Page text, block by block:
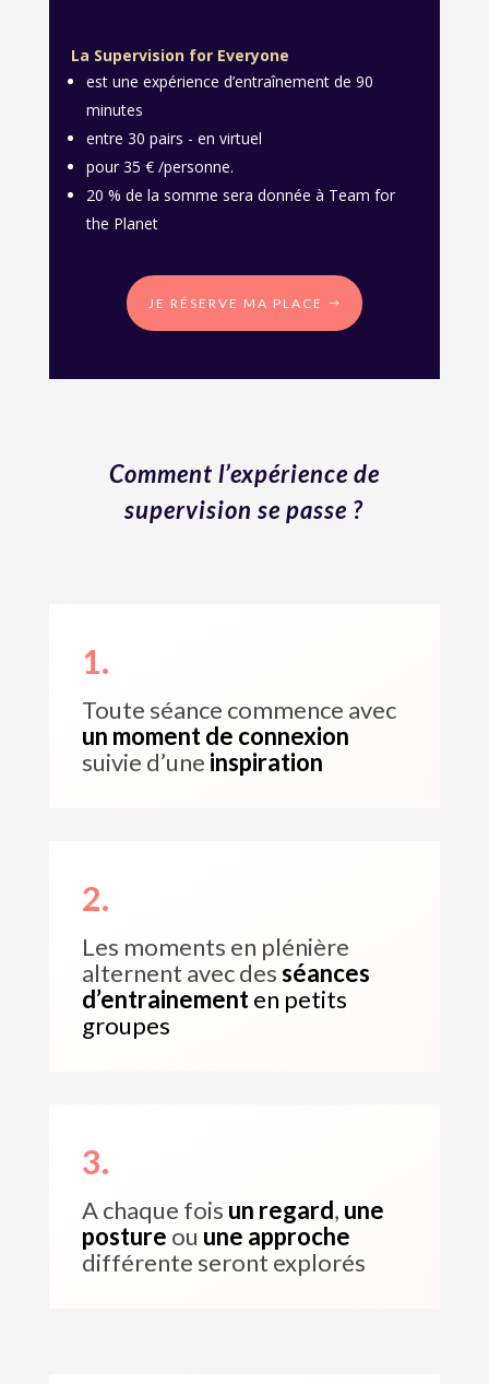
La Supervision for Everyone
est une expérience d’entraînement de 90
minutes
entre 30 pairs - en virtuel
pour 35 € /personne.
20 % de la somme sera donnée à Team for
the Planet
JE RÉSERVE MA PLACE
Comment l’expérience de
supervision se passe ?
1.
Toute séance commence avec
un moment de connexion
suivie d’une inspiration
2.
Les moments en plénière
alternent avec desséances
d’entrainementen petits
groupes
3.
A chaque fois un regard, une
posture ou une approche
différente seront explorés